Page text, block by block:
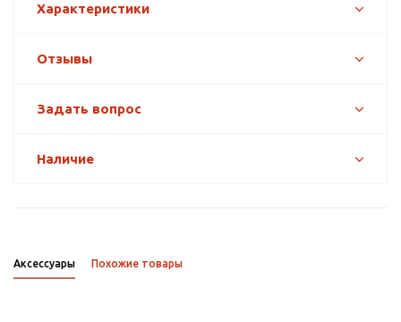
Характеристики
Отзывы
Задать вопрос
Наличие
Аксессуары Похожие товары